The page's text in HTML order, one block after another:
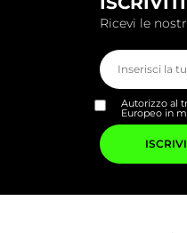
Ricevi le
Autorizzo al
Europeo in
Si
prega
di
lasciare
questo